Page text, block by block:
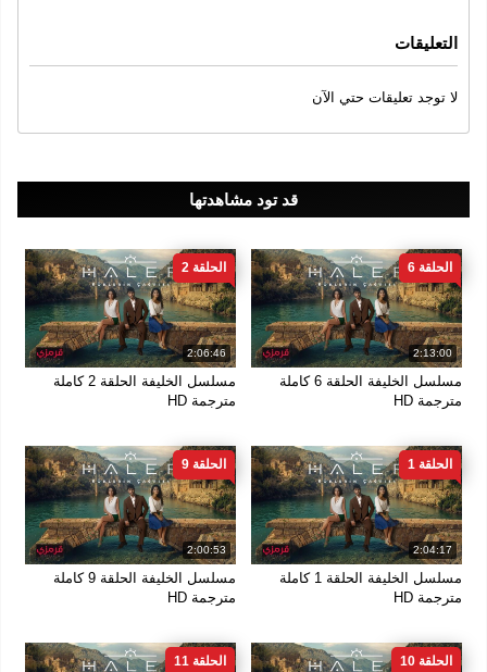
التعليقات
لا توجد تعليقات حتي الآن
قد تود مشاهدتها
2:13:00
الحلقة 6
مسلسل الخليفة الحلقة 6 كاملة
مترجمة HD
2:06:46
الحلقة 2
مسلسل الخليفة الحلقة 2 كاملة
مترجمة HD
2:04:17
الحلقة 1
مسلسل الخليفة الحلقة 1 كاملة
مترجمة HD
2:00:53
الحلقة 9
مسلسل الخليفة الحلقة 9 كاملة
مترجمة HD
الحلقة 10 الحلقة 11